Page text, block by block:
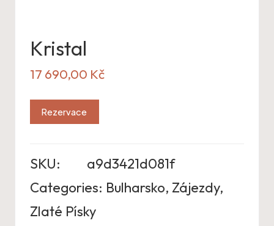
Kristal
17 690,00 Kč
Rezervace
SKU:
a9d3421d081f
Categories: Bulharsko, Zájezdy,
Zlaté Písky